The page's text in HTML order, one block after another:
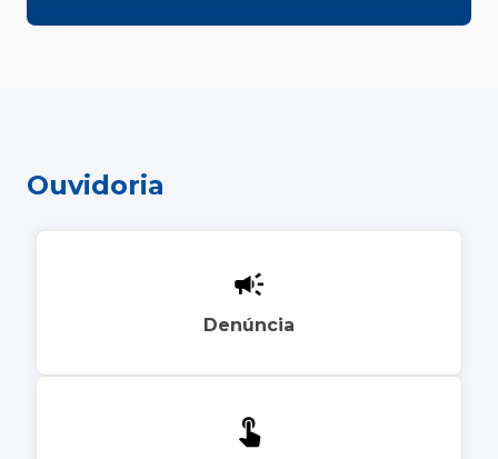
Ouvidoria
Denúncia